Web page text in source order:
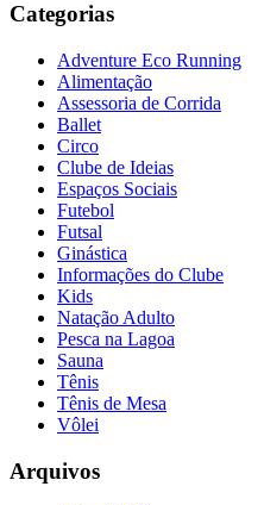
Categorias
Adventure Eco Running
Alimentação
Assessoria de Corrida
Ballet
Circo
Clube de Ideias
Espaços Sociais
Futebol
Futsal
Ginástica
Informações do Clube
Kids
Natação Adulto
Pesca na Lagoa
Sauna
Tênis
Tênis de Mesa
Vôlei
Arquivos